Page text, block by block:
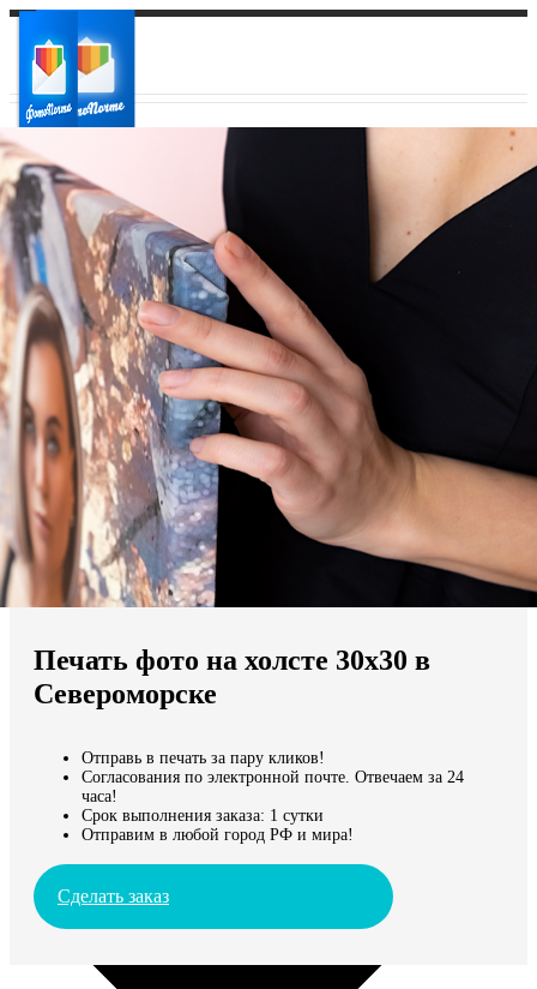
Ваш город:
Ваш регион доставки
Выберите из списка:
Мы доставляем по всему миру
Продолжить без города
Печать фото на холсте 30х30 в
Североморске
Отправь в печать за пару кликов!
Согласования по электронной почте. Отвечаем за 24
часа!
Срок выполнения заказа: 1 сутки
Отправим в любой город РФ и мира!
Сделать заказ